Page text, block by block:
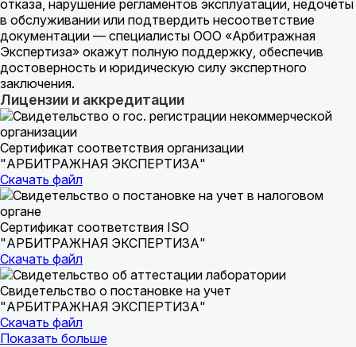
отказа, нарушение регламентов эксплуатации, недочёты
в обслуживании или подтвердить несоответствие
документации — специалисты ООО «Арбитражная
Экспертиза» окажут полную поддержку, обеспечив
достоверность и юридическую силу экспертного
заключения.
Лицензии и аккредитации
Сертификат соответствия организации
"АРБИТРАЖНАЯ ЭКСПЕРТИЗА"
Скачать файл
Сертификат соответствия ISO
"АРБИТРАЖНАЯ ЭКСПЕРТИЗА"
Скачать файл
Свидетельство о постановке на учет
"АРБИТРАЖНАЯ ЭКСПЕРТИЗА"
Скачать файл
Показать больше